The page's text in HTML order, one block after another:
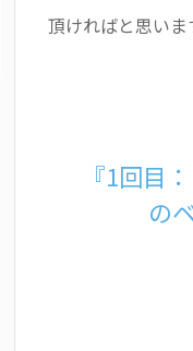
頂ければと思いま
『1回目
の